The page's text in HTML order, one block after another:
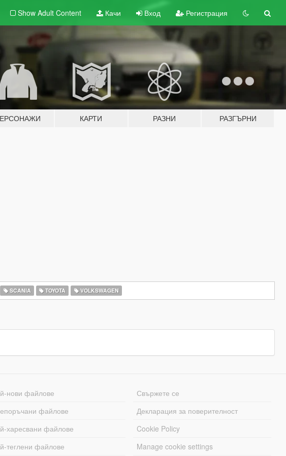
Show Adult Content Качи Вход Регистрация
КАРТИ РАЗНИ РАЗГЪРНИ
SCANIA TOYOTA VOLKSWAGEN
нови файлове
файлове
харесвани файлове
теглени файлове
Свържете се
Декларация за поверителност
Cookie Policy
Manage cookie settings